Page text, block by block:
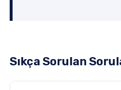
Sıkça Sorulan